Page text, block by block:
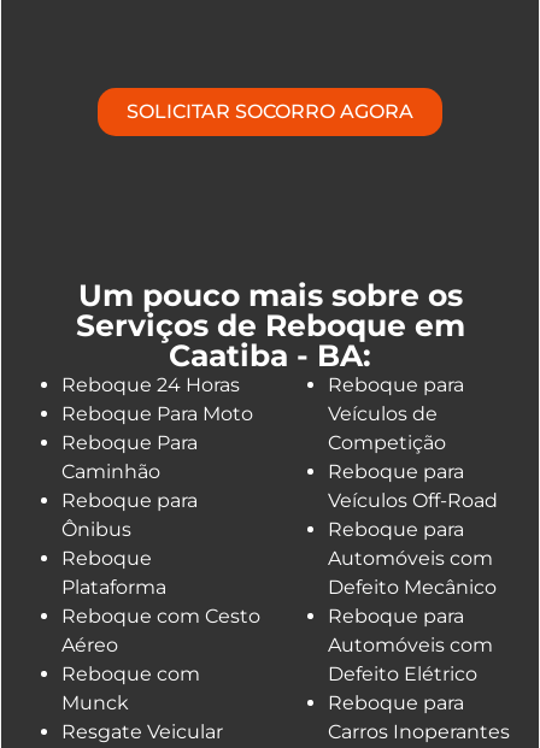
SOLICITAR SOCORRO AGORA
Um pouco mais sobre os
Serviços de Reboque em
Caatiba - BA:
Reboque 24 Horas
Reboque Para Moto
Reboque Para
Caminhão
Reboque para
Ônibus
Reboque
Plataforma
Reboque com Cesto
Aéreo
Reboque com
Munck
Resgate Veicular
Reboque para
Veículos de
Competição
Reboque para
Veículos Off-Road
Reboque para
Automóveis com
Defeito Mecânico
Reboque para
Automóveis com
Defeito Elétrico
Reboque para
Carros Inoperantes